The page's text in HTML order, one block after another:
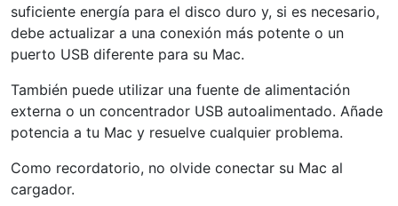
suficiente energía para el disco duro y, si es necesario,
debe actualizar a una conexión más potente o un
puerto USB diferente para su Mac.
También puede utilizar una fuente de alimentación
externa o un concentrador USB autoalimentado. Añade
potencia a tu Mac y resuelve cualquier problema.
Como recordatorio, no olvide conectar su Mac al
cargador.